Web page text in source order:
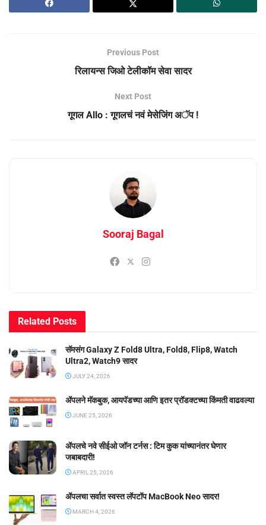
Previous Post
रिलायन्स जिओ टेलीकॉम सेवा सादर
Next Post
गूगल Allo : गूगलचं नवं मेसेजिंग अॅप !
Sooraj Bagal
Related Posts
सॅमसंग Galaxy Z Fold8 Ultra, Fold8, Flip8, Watch
Ultra2, Watch9 सादर
JULY 24, 2026
ॲपलने मॅकबुक, आयपॅडच्या आणि इतर प्रॉडक्टच्या किंमती वाढवल्या
JUNE 25, 2026
ॲपलचे नवे सीईओ जॉन टर्नस : टिम कुक यांच्यानंतर घेणार
जबाबदारी!
APRIL 25, 2026
ॲपलचा सर्वात स्वस्त लॅपटॉप MacBook Neo सादर!
MARCH 4, 2026